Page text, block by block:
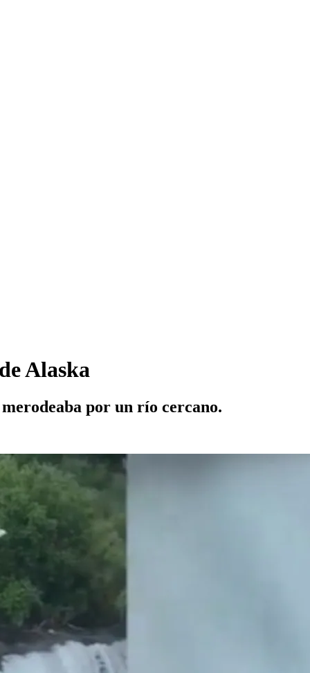
Alaska
por un río cercano.